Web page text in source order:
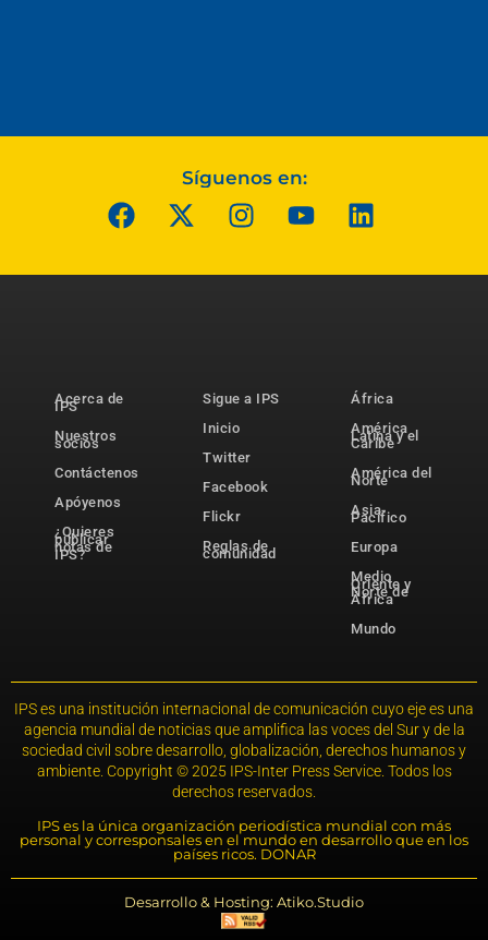
Síguenos en:
Acerca de
IPS
Nuestros
socios
Contáctenos
Apóyenos
¿Quieres
publicar
notas de
IPS?
Sigue a IPS
Inicio
Twitter
Facebook
Flickr
Reglas de
comunidad
África
América
Latina y el
Caribe
América del
Norte
Asia-
Pacífico
Europa
Medio
Oriente y
Norte de
África
Mundo
IPS es una institución internacional de comunicación cuyo eje es una
agencia mundial de noticias que amplifica las voces del Sur y de la
sociedad civil sobre desarrollo, globalización, derechos humanos y
ambiente. Copyright © 2025 IPS-Inter Press Service. Todos los
derechos reservados.
IPS es la única organización periodística mundial con más
personal y corresponsales en el mundo en desarrollo que en los
países ricos. DONAR
Desarrollo & Hosting: Atiko.Studio